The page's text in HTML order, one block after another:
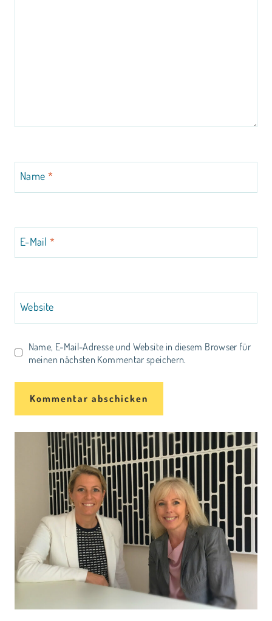
Name *
E-Mail *
Website
Name, E-Mail-Adresse und Website in diesem Browser für
meinen nächsten Kommentar speichern.